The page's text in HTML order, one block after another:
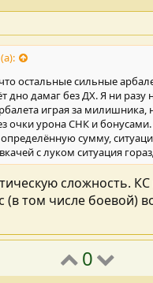
остальные сильные
дно дамаг без ДХ. Я ни разу
играя за милишника,
очки урона СНК и
сумму,
с луком ситуация
сложность.
(в том числе боевой)
0